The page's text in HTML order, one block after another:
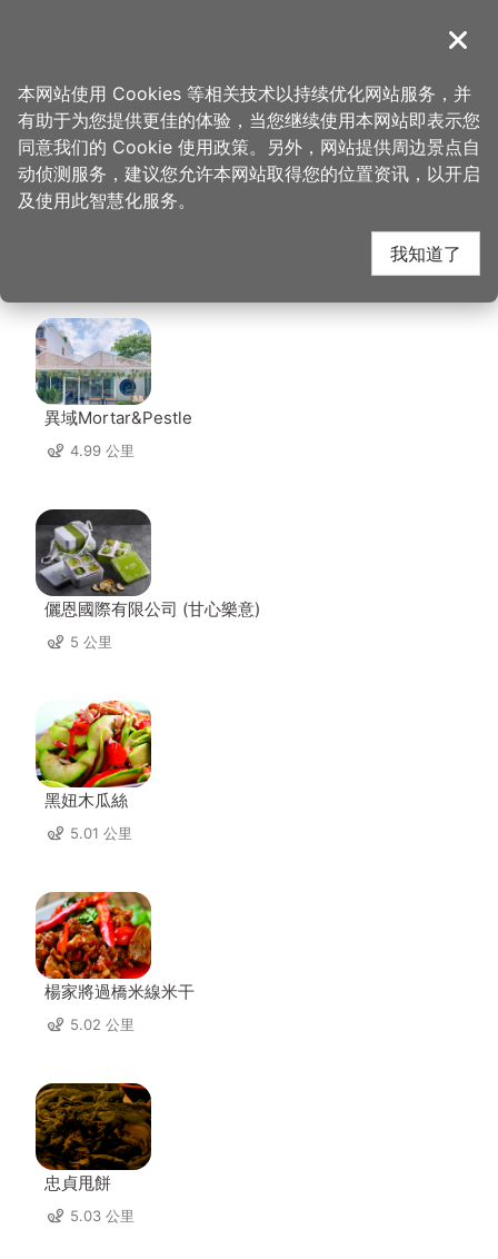
導覽
首页 > 想去的地方 > 住宿 > 六星旅馆(中坜馆)
六星旅馆(中坜馆) 周边
店家
異域Mortar&Pestle
4.99 公里
儷恩國際有限公司 (甘心樂意)
5 公里
黑妞木瓜絲
5.01 公里
楊家將過橋米線米干
5.02 公里
忠貞甩餅
5.03 公里
关闭
本网站使用 Cookies 等相关技术以持续优化网站服务，并
有助于为您提供更佳的体验，当您继续使用本网站即表示您
同意我们的 Cookie 使用政策。另外，网站提供周边景点自
动侦测服务，建议您允许本网站取得您的位置资讯，以开启
及使用此智慧化服务。
我知道了